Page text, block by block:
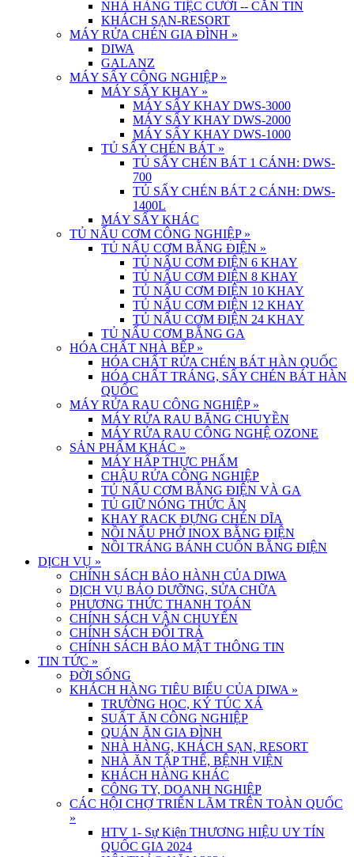
NHÀ HÀNG TIỆC CƯỚI -- CĂN TIN
KHÁCH SẠN-RESORT
MÁY RỬA CHÉN GIA ĐÌNH »
DIWA
GALANZ
MÁY SẤY CÔNG NGHIỆP »
MÁY SẤY KHAY »
MÁY SẤY KHAY DWS-3000
MÁY SẤY KHAY DWS-2000
MÁY SẤY KHAY DWS-1000
TỦ SẤY CHÉN BÁT »
TỦ SẤY CHÉN BÁT 1 CÁNH: DWS-
700
TỦ SẤY CHÉN BÁT 2 CÁNH: DWS-
1400L
MÁY SẤY KHÁC
TỦ NẤU CƠM CÔNG NGHIỆP »
TỦ NẤU CƠM BẰNG ĐIỆN »
TỦ NẤU CƠM ĐIỆN 6 KHAY
TỦ NẤU CƠM ĐIỆN 8 KHAY
TỦ NẤU CƠM ĐIỆN 10 KHAY
TỦ NẤU CƠM ĐIỆN 12 KHAY
TỦ NẤU CƠM ĐIỆN 24 KHAY
TỦ NẤU CƠM BẰNG GA
HÓA CHẤT NHÀ BẾP »
HÓA CHẤT RỬA CHÉN BÁT HÀN QUỐC
HÓA CHẤT TRÁNG, SẤY CHÉN BÁT HÀN
QUỐC
MÁY RỬA RAU CÔNG NGHIỆP »
MÁY RỬA RAU BĂNG CHUYỀN
MÁY RỬA RAU CÔNG NGHỆ OZONE
SẢN PHẨM KHÁC »
MÁY HẤP THỰC PHẨM
CHẬU RỬA CÔNG NGHIỆP
TỦ NẤU CƠM BẰNG ĐIỆN VÀ GA
TỦ GIỮ NÓNG THỨC ĂN
KHAY RACK ĐỰNG CHÉN DĨA
NỒI NẤU PHỞ INOX BẰNG ĐIỆN
NỒI TRÁNG BÁNH CUỐN BẰNG ĐIỆN
DỊCH VỤ »
CHÍNH SÁCH BẢO HÀNH CỦA DIWA
DỊCH VỤ BẢO DƯỠNG, SỬA CHỮA
PHƯƠNG THỨC THANH TOÁN
CHÍNH SÁCH VẬN CHUYỂN
CHÍNH SÁCH ĐỔI TRẢ
CHÍNH SÁCH BẢO MẬT THÔNG TIN
TIN TỨC »
ĐỜI SỐNG
KHÁCH HÀNG TIÊU BIỂU CỦA DIWA »
TRƯỜNG HỌC, KÝ TÚC XÁ
SUẤT ĂN CÔNG NGHIỆP
QUÁN ĂN GIA ĐÌNH
NHÀ HÀNG, KHÁCH SẠN, RESORT
NHÀ ĂN TẬP THỂ, BỆNH VIỆN
KHÁCH HÀNG KHÁC
CÔNG TY, DOANH NGHIỆP
CÁC HỘI CHỢ TRIỂN LÃM TRÊN TOÀN QUỐC
»
HTV 1- Sự Kiện THƯƠNG HIỆU UY TÍN
QUỐC GIA 2024